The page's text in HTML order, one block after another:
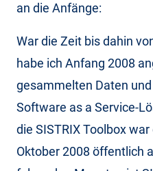
an die Anfänge:
War die Zeit bis dahin
habe ich Anfang 2008
gesammelten Daten
Software as a Service-
die SISTRIX Toolbox
Oktober 2008 öffentlich